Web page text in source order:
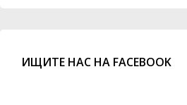
ИЩИТЕ НАС НА FACEBOOK